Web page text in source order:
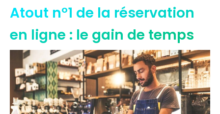
Atout n°1 de la réservation
en ligne : le gain de temps